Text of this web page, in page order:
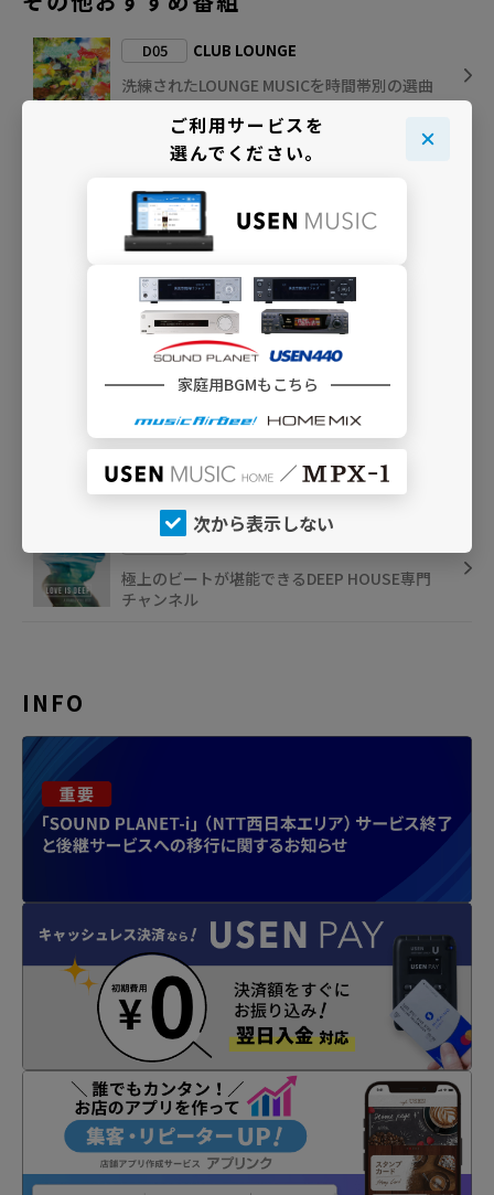
D05 CLUB LOUNGE
洗練されたLOUNGE MUSICを時間帯別の選曲
で
HOUSE LOUNGE INST
LOUNGE MUSICから、軽快で明るいインスト
をセレクト
I19
リラクセーション LOUNGE
（Instrumental）
モダンなラウンジ空間のためのインストゥル
D04 HOUSE MUSIC （125bpm）
125bpmで統一されたHOUSE～LOUNGEを
I11
極上のビートが堪能できるDEEP HOUSE専門
チャンネル
INFO
ご利用サービスを
選んでください。
家庭用BGMもこちら
次から表示しない